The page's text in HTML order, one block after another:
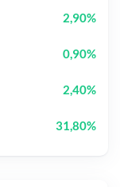
2,90%
0,90%
2,40%
31,80%